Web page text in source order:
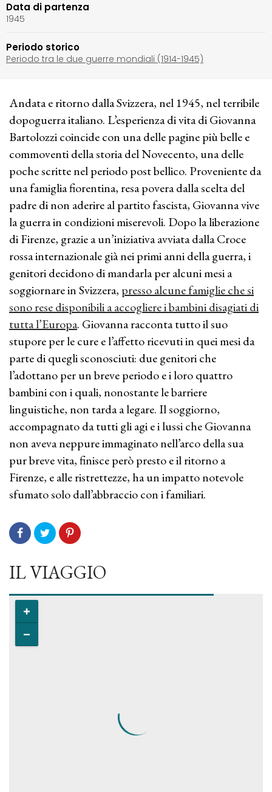
Data di partenza
1945
Periodo storico
Periodo tra le due guerre mondiali (1914-1945)
Andata e ritorno dalla Svizzera, nel 1945, nel terribile
dopoguerra italiano. L’esperienza di vita di Giovanna
Bartolozzi coincide con una delle pagine più belle e
commoventi della storia del Novecento, una delle
poche scritte nel periodo post bellico. Proveniente da
una famiglia fiorentina, resa povera dalla scelta del
padre di non aderire al partito fascista, Giovanna vive
la guerra in condizioni miserevoli. Dopo la liberazione
di Firenze, grazie a un’iniziativa avviata dalla Croce
rossa internazionale già nei primi anni della guerra, i
genitori decidono di mandarla per alcuni mesi a
soggiornare in Svizzera, presso alcune famiglie che si
sono rese disponibili a accogliere i bambini disagiati di
tutta l’Europa. Giovanna racconta tutto il suo
stupore per le cure e l’affetto ricevuti in quei mesi da
parte di quegli sconosciuti: due genitori che
l’adottano per un breve periodo e i loro quattro
bambini con i quali, nonostante le barriere
linguistiche, non tarda a legare. Il soggiorno,
accompagnato da tutti gli agi e i lussi che Giovanna
non aveva neppure immaginato nell’arco della sua
pur breve vita, finisce però presto e il ritorno a
Firenze, e alle ristrettezze, ha un impatto notevole
sfumato solo dall’abbraccio con i familiari.
IL VIAGGIO